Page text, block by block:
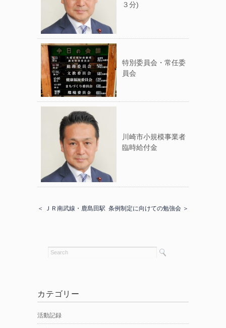
３分)
特別委員会・常任委
員会
川崎市小規模事業者
臨時給付金
＜ ＪＲ南武線・鹿島田駅 条例制定に向けての勉強会 ＞
カテゴリー
活動記録